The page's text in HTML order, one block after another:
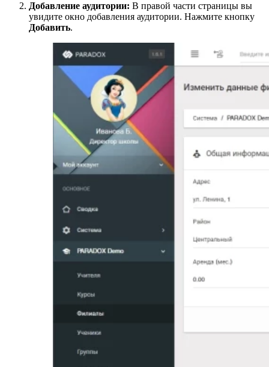
Добавление аудитории: В правой части страницы вы
увидите окно добавления аудитории. Нажмите кнопку
Добавить.